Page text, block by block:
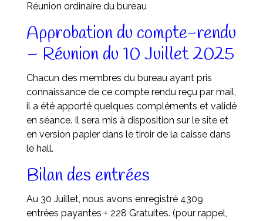
Réunion ordinaire du bureau
Approbation du compte-rendu
– Réunion du 10 Juillet 2025
Chacun des membres du bureau ayant pris
connaissance de ce compte rendu reçu par mail,
il a été apporté quelques compléments et validé
en séance. Il sera mis à disposition sur le site et
en version papier dans le tiroir de la caisse dans
le hall.
Bilan des entrées
Au 30 Juillet, nous avons enregistré 4309
entrées payantes + 228 Gratuites. (pour rappel,